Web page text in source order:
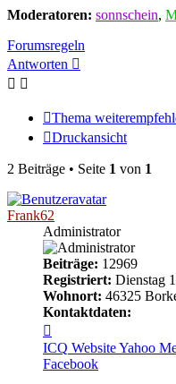
Moderatoren: sonnschein,
Forumsregeln
Antworten
Thema
Druckansicht
2 Beiträge • Seite 1 von 1
Frank62
Administrator
Beiträge: 12969
Registriert: Dienstag
Wohnort: 46325
Kontaktdaten:
von
Frank62
ICQ WebsiteYahoo
Facebook